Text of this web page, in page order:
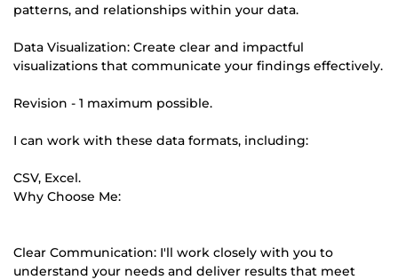
patterns, and relationships within your data.
Data Visualization: Create clear and impactful
visualizations that communicate your findings effectively.
Revision - 1 maximum possible.
I can work with these data formats, including:
CSV, Excel.
Why Choose Me:
Clear Communication: I'll work closely with you to
understand your needs and deliver results that meet